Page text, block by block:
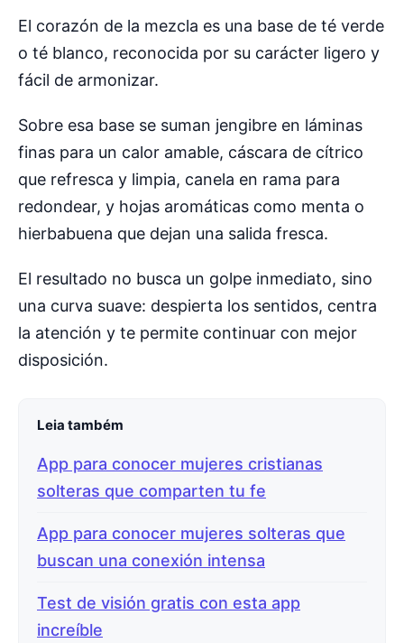
El corazón de la mezcla es una base de té verde
o té blanco, reconocida por su carácter ligero y
fácil de armonizar.
Sobre esa base se suman jengibre en láminas
finas para un calor amable, cáscara de cítrico
que refresca y limpia, canela en rama para
redondear, y hojas aromáticas como menta o
hierbabuena que dejan una salida fresca.
El resultado no busca un golpe inmediato, sino
una curva suave: despierta los sentidos, centra
la atención y te permite continuar con mejor
disposición.
Leia também
App para conocer mujeres cristianas
solteras que comparten tu fe
App para conocer mujeres solteras que
buscan una conexión intensa
Test de visión gratis con esta app
increíble